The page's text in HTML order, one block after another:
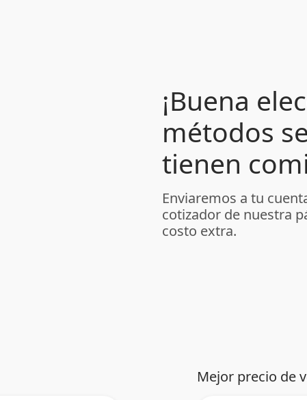
¡Buena
métodos
tienen
Enviaremos a tu
cotizador de nuestra
costo extra.
Mejor precio de